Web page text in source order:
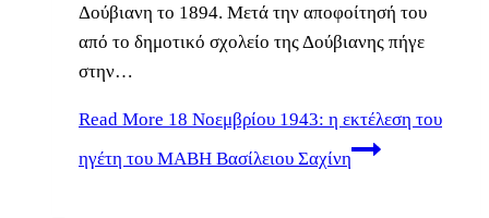
Δούβιανη το 1894. Μετά την αποφοίτησή του
από το δημοτικό σχολείο της Δούβιανης πήγε
στην…
Read More 18 Νοεμβρίου 1943: η εκτέλεση του
ηγέτη του ΜΑΒΗ Βασίλειου Σαχίνη